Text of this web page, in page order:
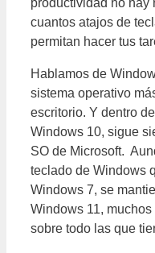
productividad no hay
cuantos atajos de
permitan hacer tus
Hablamos de
sistema operativo
escritorio. Y dentro
Windows 10, sigue
SO de Microsoft.
teclado de Windows
Windows 7, se
Windows 11,
sobre todo las que